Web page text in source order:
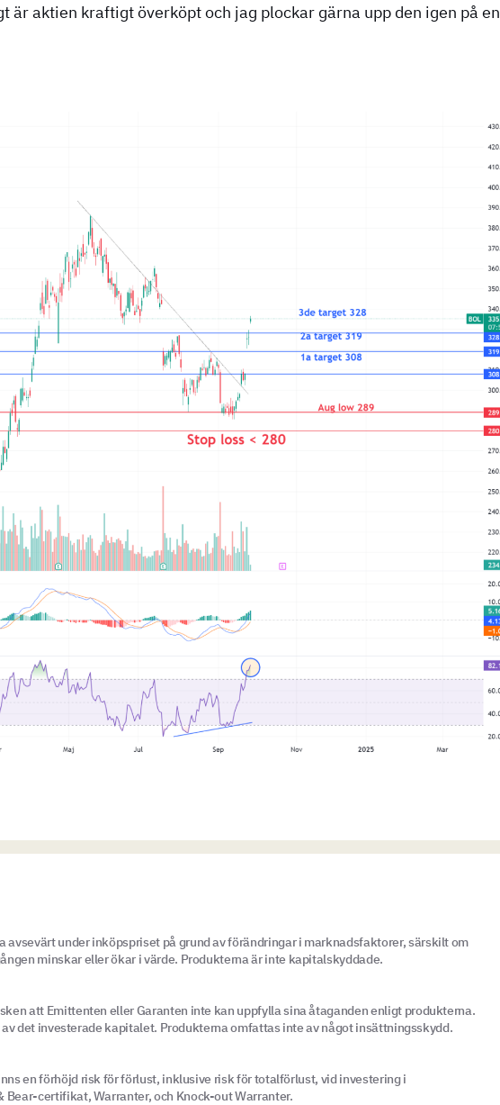
är aktien kraftigt överköpt och jag plockar gärna upp den igen på en
avsevärt under inköpspriset på grund av förändringar i marknadsfaktorer, särskilt om
minskar eller ökar i värde. Produkterna är inte kapitalskyddade.
att Emittenten eller Garanten inte kan uppfylla sina åtaganden enligt produkterna.
det investerade kapitalet. Produkterna omfattas inte av något insättningsskydd.
en förhöjd risk för förlust, inklusive risk för totalförlust, vid investering i
Bear-certifikat, Warranter, och Knock-out Warranter.